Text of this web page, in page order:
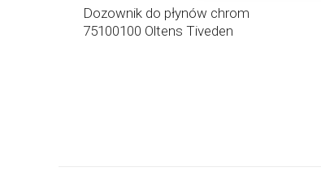
Dozownik do płynów chrom
75100100 Oltens Tiveden